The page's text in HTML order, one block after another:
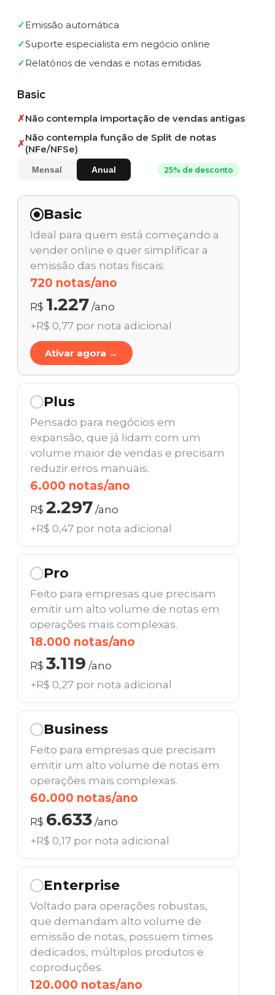
✓Emissão automática
✓Suporte especialista em negócio online
✓Relatórios de vendas e notas emitidas
Basic
✗Não contempla importação de vendas antigas
✗Não contempla função de Split de notas
(NFe/NFSe)
Mensal Anual 25% de desconto
Basic
Ideal para quem está começando a
vender online e quer simplificar a
emissão das notas fiscais.
720 notas/ano
R$ 1.227 /ano
+R$ 0,77 por nota adicional
Ativar agora →
Plus
Pensado para negócios em
expansão, que já lidam com um
volume maior de vendas e precisam
reduzir erros manuais.
6.000 notas/ano
R$ 2.297 /ano
+R$ 0,47 por nota adicional
Pro
Feito para empresas que precisam
emitir um alto volume de notas em
operações mais complexas.
18.000 notas/ano
R$ 3.119 /ano
+R$ 0,27 por nota adicional
Business
Feito para empresas que precisam
emitir um alto volume de notas em
operações mais complexas.
60.000 notas/ano
R$ 6.633 /ano
+R$ 0,17 por nota adicional
Enterprise
Voltado para operações robustas,
que demandam alto volume de
emissão de notas, possuem times
dedicados, múltiplos produtos e
coproduções.
120.000 notas/ano